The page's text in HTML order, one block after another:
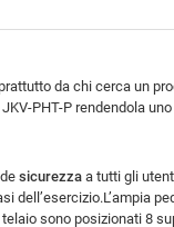
da chi cerca un
PHT-P rendendola
sicurezza a tutti gli
dell’esercizio.L’ampia
sono posizionati 8